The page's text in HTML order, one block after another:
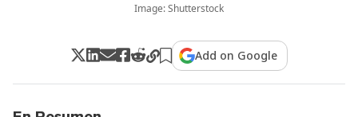
Image: Shutterstock
Add on Google